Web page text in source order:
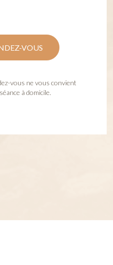
VOUS
vous ne vous convient
à domicile.